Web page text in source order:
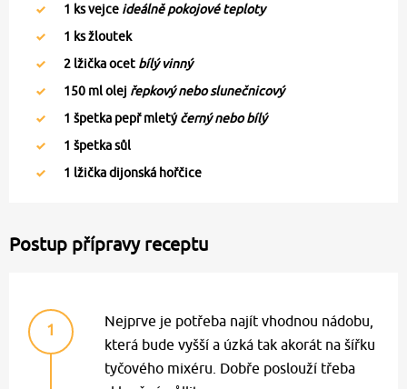
1 ks vejce ideálně pokojové teploty
1 ks žloutek
2 lžička ocet bílý vinný
150 ml olej řepkový nebo slunečnicový
1 špetka pepř mletýčerný nebo bílý
1 špetka sůl
1 lžička dijonská hořčice
Postup přípravy receptu
1
Nejprve je potřeba najít vhodnou nádobu,
která bude vyšší a úzká tak akorát na šířku
tyčového mixéru. Dobře poslouží třeba